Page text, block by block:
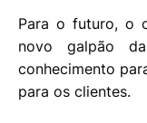
Para o futuro, o
novo galpão
conhecimento
para os clientes.